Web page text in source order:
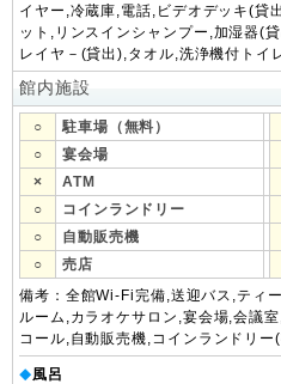
イヤー,冷蔵庫,電話,ビデオデッキ(貸
ット,リンスインシャンプー,加湿器(
レイヤ－(貸出),タオル,洗浄機付トイ
館内施設
○ 駐車場（無料）
○
宴会場
×
ATM
○
コインランドリー
○
自動販売機
○
売店
備考：全館Wi-Fi完備,送迎バス,ティ
ルーム,カラオケサロン,宴会場,会議
コール,自動販売機,コインランドリー
◆風呂